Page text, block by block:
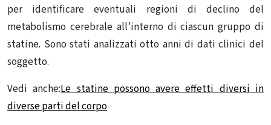
per identificare eventuali regioni di declino del
metabolismo cerebrale all’interno di ciascun gruppo di
statine. Sono stati analizzati otto anni di dati clinici del
soggetto.
Vedi anche:Le statine possono avere effetti diversi in
diverse parti del corpo